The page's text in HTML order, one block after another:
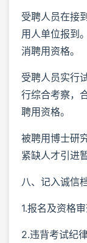
受聘人员在接
用人单位报到
消聘用资格。
受聘人员实行
行综合考察，
聘用资格。
被聘用博士研
紧缺人才引进
八、记入诚信
1.报名及资格
2.违背考试纪